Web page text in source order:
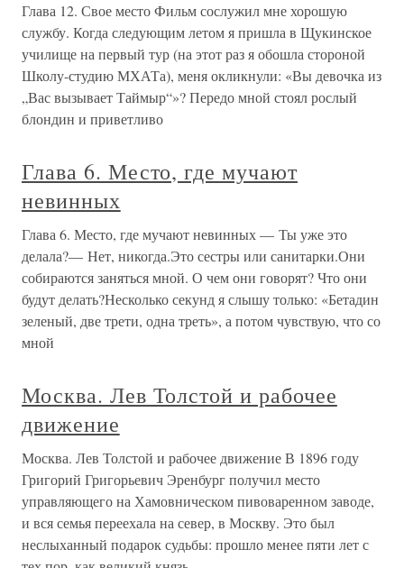
Глава 12. Свое место Фильм сослужил мне хорошую
службу. Когда следующим летом я пришла в Щукинское
училище на первый тур (на этот раз я обошла стороной
Школу-студию МХАТа), меня окликнули: «Вы девочка из
„Вас вызывает Таймыр“»? Передо мной стоял рослый
блондин и приветливо
Глава 6. Место, где мучают
невинных
Глава 6. Место, где мучают невинных — Ты уже это
делала?— Нет, никогда.Это сестры или санитарки.Они
собираются заняться мной. О чем они говорят? Что они
будут делать?Несколько секунд я слышу только: «Бетадин
зеленый, две трети, одна треть», а потом чувствую, что со
мной
Москва. Лев Толстой и рабочее
движение
Москва. Лев Толстой и рабочее движение В 1896 году
Григорий Григорьевич Эренбург получил место
управляющего на Хамовническом пивоваренном заводе,
и вся семья переехала на север, в Москву. Это был
неслыханный подарок судьбы: прошло менее пяти лет с